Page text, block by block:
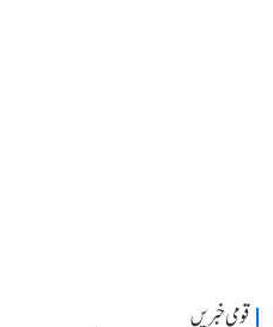
قومی خبریں